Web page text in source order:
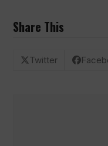
Share This
Twitter